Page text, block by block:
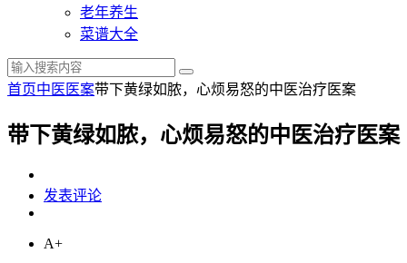
老年养生
菜谱大全
首页中医医案带下黄绿如脓，心烦易怒的中医治疗医案
带下黄绿如脓，心烦易怒的中医治疗医案
发表评论
A+